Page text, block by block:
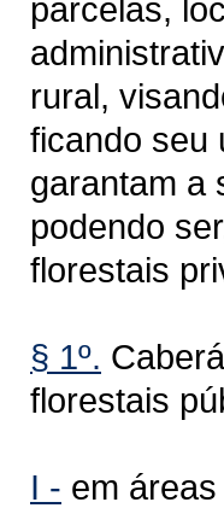
parcelas,
rural,
ficando seu
garantam a
podendo
florestais
§ 1º.
florestais
I - em